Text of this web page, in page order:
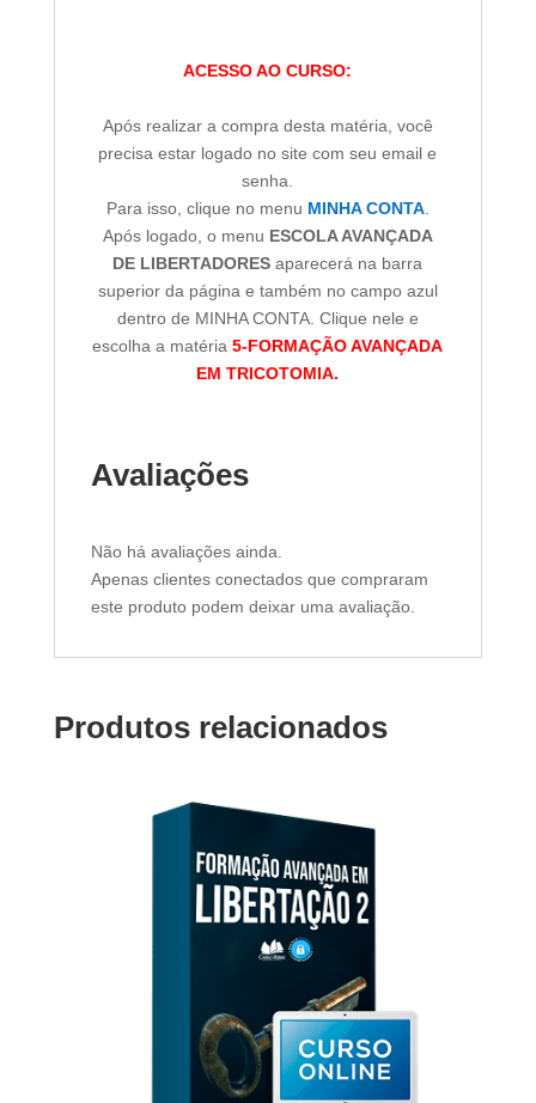
ACESSO AO CURSO:
Após realizar a compra desta matéria, você
precisa estar logado no site com seu email e
senha.
Para isso, clique no menu MINHA CONTA.
Após logado, o menu ESCOLA AVANÇADA
DE LIBERTADORES aparecerá na barra
superior da página e também no campo azul
dentro de MINHA CONTA. Clique nele e
escolha a matéria5-FORMAÇÃO AVANÇADA
EM TRICOTOMIA.
Avaliações
Não há avaliações ainda.
Apenas clientes conectados que compraram
este produto podem deixar uma avaliação.
Produtos relacionados